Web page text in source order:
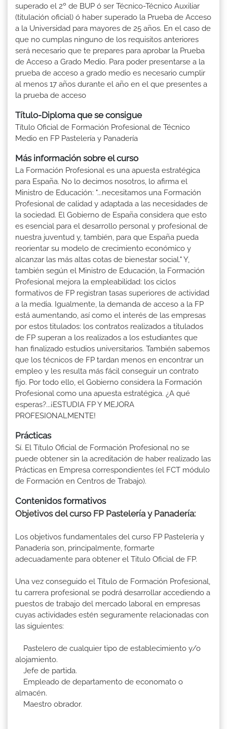
superado el 2º de BUP ó ser Técnico-Técnico Auxiliar
(titulación oficial) ó haber superado la Prueba de Acceso
a la Universidad para mayores de 25 años. En el caso de
que no cumplas ninguno de los requisitos anteriores
será necesario que te prepares para aprobar la Prueba
de Acceso a Grado Medio. Para poder presentarse a la
prueba de acceso a grado medio es necesario cumplir
al menos 17 años durante el año en el que presentes a
la prueba de acceso
Título-Diploma que se consigue
Título Oficial de Formación Profesional de Técnico
Medio en FP Pastelería y Panadería
Más información sobre el curso
La Formación Profesional es una apuesta estratégica
para España. No lo decimos nosotros, lo afirma el
Ministro de Educación: "...necesitamos una Formación
Profesional de calidad y adaptada a las necesidades de
la sociedad. El Gobierno de España considera que esto
es esencial para el desarrollo personal y profesional de
nuestra juventud y, también, para que España pueda
reorientar su modelo de crecimiento económico y
alcanzar las más altas cotas de bienestar social." Y,
también según el Ministro de Educación, la Formación
Profesional mejora la empleabilidad: los ciclos
formativos de FP registran tasas superiores de actividad
a la media. Igualmente, la demanda de acceso a la FP
está aumentando, así como el interés de las empresas
por estos titulados: los contratos realizados a titulados
de FP superan a los realizados a los estudiantes que
han finalizado estudios universitarios. También sabemos
que los técnicos de FP tardan menos en encontrar un
empleo y les resulta más fácil conseguir un contrato
fijo. Por todo ello, el Gobierno considera la Formación
Profesional como una apuesta estratégica. ¿A qué
esperas?...¡ESTUDIA FP Y MEJORA
PROFESIONALMENTE!
Prácticas
Sí. El Título Oficial de Formación Profesional no se
puede obtener sin la acreditación de haber realizado las
Prácticas en Empresa correspondientes (el FCT módulo
de Formación en Centros de Trabajo).
Contenidos formativos
Objetivos del curso FP Pastelería y Panadería:
Los objetivos fundamentales del curso FP Pastelería y
Panadería son, principalmente, formarte
adecuadamente para obtener el Titulo Oficial de FP.
Una vez conseguido el Título de Formación Profesional,
tu carrera profesional se podrá desarrollar accediendo a
puestos de trabajo del mercado laboral en empresas
cuyas actividades estén seguramente relacionadas con
las siguientes:
Pastelero de cualquier tipo de establecimiento y/o
alojamiento.
Jefe de partida.
Empleado de departamento de economato o
almacén.
Maestro obrador.